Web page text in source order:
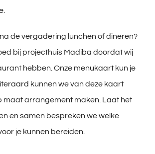
de vergadering lunchen of dineren?
bij projecthuis Madiba doordat wij
hebben. Onze menukaart kun je
kunnen we van deze kaart
maat arrangement maken. Laat het
en samen bespreken we welke
je kunnen bereiden.